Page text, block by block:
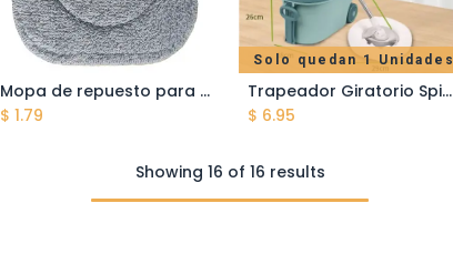
Añadir al carrito
Mopa de repuesto para el trapeador Spin Mop Giratorio - Microfibra
$ 1.79
Solo quedan 1 Unidades
Añadir al carrito
Trapeador Giratorio Spin Mop 360° con Cubo Escurridor de Acero Inoxidable - Mango Ajustable 94 a 125 cm - Color Verde
$ 6.95
Showing 16 of 16 results